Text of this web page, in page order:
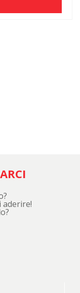
aderire!